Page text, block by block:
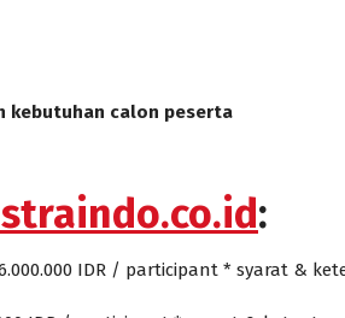
kebutuhan calon peserta
:
IDR / participant * syarat &